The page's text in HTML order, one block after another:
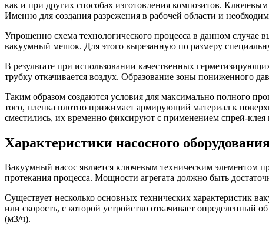
как и при других способах изготовления композитов.
Именно для создания разрежения в рабочей области и
Упрощенно схема технологического процесса в данном
вакуумный мешок. Для этого вырезанную по размеру
В результате при использовании качественных
трубку откачивается воздух. Образование зоны пониженного
Таким образом создаются условия для максимально полного
того, пленка плотно прижимает армирующий материал к
сместились, их временно фиксируют с применением спрей-клея
Характеристики насосного
Вакуумный насос является ключевым техническим элементом
протекания процесса. Мощности агрегата должно быть
Существует несколько основных технических характеристик
или скорость, с которой устройство откачивает определенный
(м3/ч).